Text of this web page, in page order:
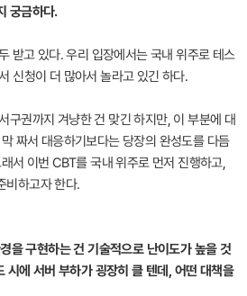
궁금하다.
받고 있다. 우리 입장에서는 국내 위주로 테스
신청이 더 많아서 놀라고 있긴 하다.
구권까지 겨냥한 건 맞긴 하지만, 이 부분에 대
짜서 대응하기보다는 당장의 완성도를 다듬
서 이번 CBT를 국내 위주로 먼저 진행하고,
비하고자 한다.
을 구현하는 건 기술적으로 난이도가 높을 것
시에 서버 부하가 굉장히 클 텐데, 어떤 대책을